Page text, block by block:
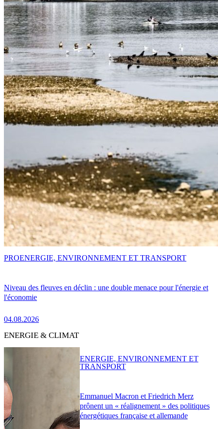
Niveau des fleuves en déclin : une double menace pour l'énergie et
l'économie
04.08.2026
PROENERGIE, ENVIRONNEMENT ET TRANSPORT
ENERGIE & CLIMAT
Emmanuel Macron et Friedrich Merz
prônent un « réalignement » des politiques
énergétiques française et allemande
ENERGIE, ENVIRONNEMENT ET
TRANSPORT